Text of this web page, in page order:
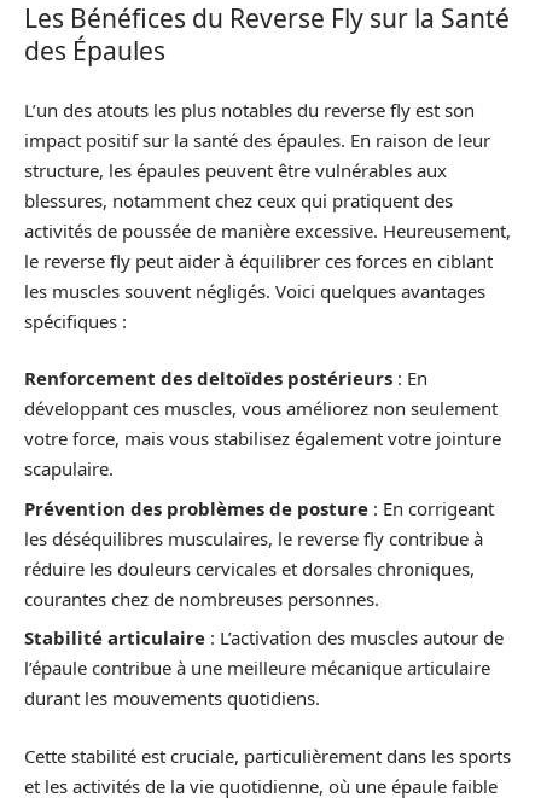
Les Bénéfices du Reverse Fly sur la Santé
des Épaules
L’un des atouts les plus notables du reverse fly est son
impact positif sur la santé des épaules. En raison de leur
structure, les épaules peuvent être vulnérables aux
blessures, notamment chez ceux qui pratiquent des
activités de poussée de manière excessive. Heureusement,
le reverse fly peut aider à équilibrer ces forces en ciblant
les muscles souvent négligés. Voici quelques avantages
spécifiques :
Renforcement des deltoïdes postérieurs : En
développant ces muscles, vous améliorez non seulement
votre force, mais vous stabilisez également votre jointure
scapulaire.
Prévention des problèmes de posture : En corrigeant
les déséquilibres musculaires, le reverse fly contribue à
réduire les douleurs cervicales et dorsales chroniques,
courantes chez de nombreuses personnes.
Stabilité articulaire : L’activation des muscles autour de
l’épaule contribue à une meilleure mécanique articulaire
durant les mouvements quotidiens.
Cette stabilité est cruciale, particulièrement dans les sports
et les activités de la vie quotidienne, où une épaule faible